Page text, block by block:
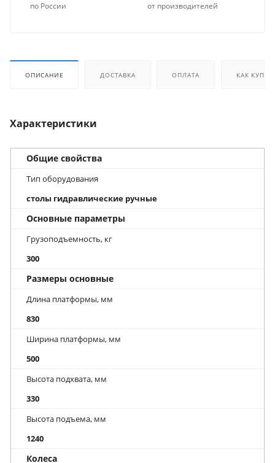
по России
от производителей
ОПИСАНИЕ ДОСТАВКА ОПЛАТА КАК
Характеристики
Общие свойства
Тип оборудования
столы гидравлические ручные
Основные параметры
Грузоподъемность, кг
300
Размеры основные
Длина платформы, мм
830
Ширина платформы, мм
500
Высота подхвата, мм
330
Высота подъема, мм
1240
Колеса